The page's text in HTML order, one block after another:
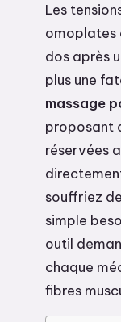
Les
omoplates
dos après
plus une
massage
proposant
réservées
souffriez
simple
outil
chaque
fibres